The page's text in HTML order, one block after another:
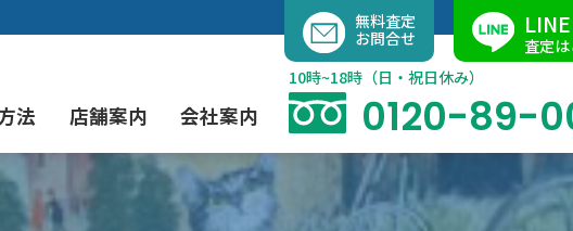
容
キ
ッ
プ
法 店舗案内 会社案内
無料査定
お問合せ
LINE
査定
10時~18時（日・祝日休み）
0120-89-